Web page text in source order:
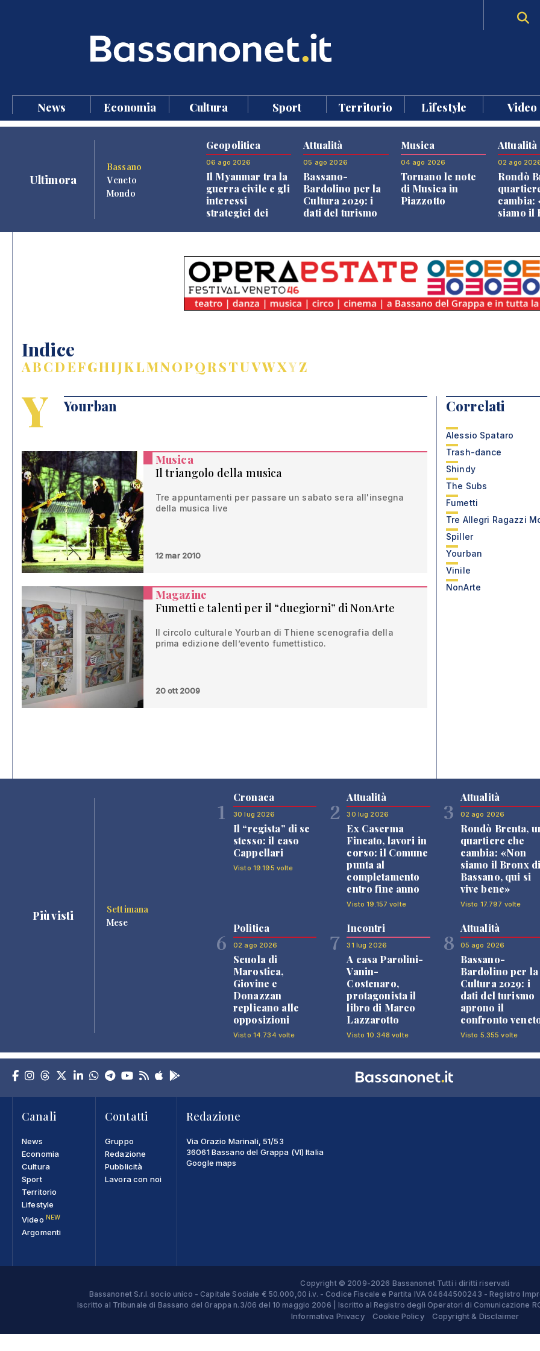
News Economia Cultura Sport Territorio Lifestyle Video
Ultimora
Bassano
Veneto
Mondo
Geopolitica
06 ago 2026
Il Myanmar tra la
guerra civile e gli
interessi
strategici dei
Attualità
05 ago 2026
Bassano-
Bardolino per la
Cultura 2029: i
dati del turismo
Musica
04 ago 2026
Tornano le note
di Musica in
Piazzotto
Attualità
02 ago
Rondò
cambia:
siamo il
Indice
ABCDEFGHIJKLMNOPQRSTUVWXYZ
Y Yourban
Musica
Il triangolo della musica
Tre appuntamenti per passare un sabato sera all'insegna
della musica live
12 mar 2010
Magazine
Fumetti e talenti per il “duegiorni” di NonArte
Il circolo culturale Yourban di Thiene scenografia della
prima edizione dell’evento fumettistico.
20 ott 2009
Correlati
Alessio Spataro
Trash-dance
Shindy
The Subs
Fumetti
Tre Allegri Ragazzi
Spiller
Yourban
Vinile
NonArte
Più visti
Settimana
Mese
1
Cronaca
30 lug 2026
Il “regista” di se
stesso: il caso
Cappellari
Visto 19.195 volte
2
Attualità
30 lug 2026
Ex Caserma
Fincato, lavori in
corso: il Comune
punta al
completamento
entro fine anno
Visto 19.157 volte
3
Attualità
02 ago 2026
Rondò Brenta,
quartiere che
cambia: «Non
siamo il Bronx
Bassano, qui si
vive bene»
Visto 17.797 volte
6
Politica
02 ago 2026
Scuola di
Marostica,
Giovine e
Donazzan
replicano alle
opposizioni
Visto 14.734 volte
7
Incontri
31 lug 2026
A casa Parolini-
Vanin-
Costenaro,
protagonista il
libro di Marco
Lazzarotto
Visto 10.348 volte
8
Attualità
05 ago 2026
Bassano-
Bardolino per la
Cultura 2029: i
dati del turismo
aprono il
confronto
Visto 5.355 volte
Canali
News
Economia
Cultura
Sport
Territorio
Lifestyle
Video NEW
Argomenti
Contatti
Gruppo
Redazione
Pubblicità
Lavora con noi
Redazione
Via Orazio Marinali, 51/53
36061 Bassano del Grappa (VI) Italia
Google maps
Copyright © 2009-2026 Bassanonet Tutti i diritti riservati
Bassanonet S.r.l. socio unico - Capitale Sociale € 50.000,00 i.v. - Codice Fiscale e Partita IVA 04644500243 - Registro
Iscritto al Tribunale di Bassano del Grappa n.3/06 del 10 maggio 2006 | Iscritto al Registro degli Operatori di Comunicazione
Informativa Privacy Cookie Policy Copyright & Disclaimer